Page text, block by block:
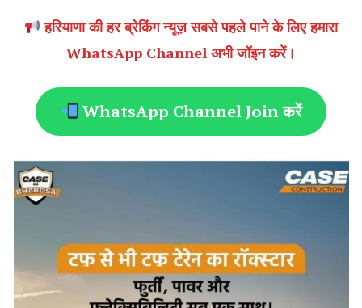
हरियाणा की हर ब्रेकिंग न्यूज़ सबसे पहले पाने के लिए हमारा
WhatsApp Channel अभी जॉइन करें।
WhatsApp Channel Join करें